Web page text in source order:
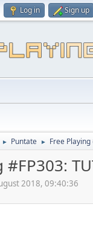
Log in Sign up
► Puntate ► Free Playing
2018, 09:40:36